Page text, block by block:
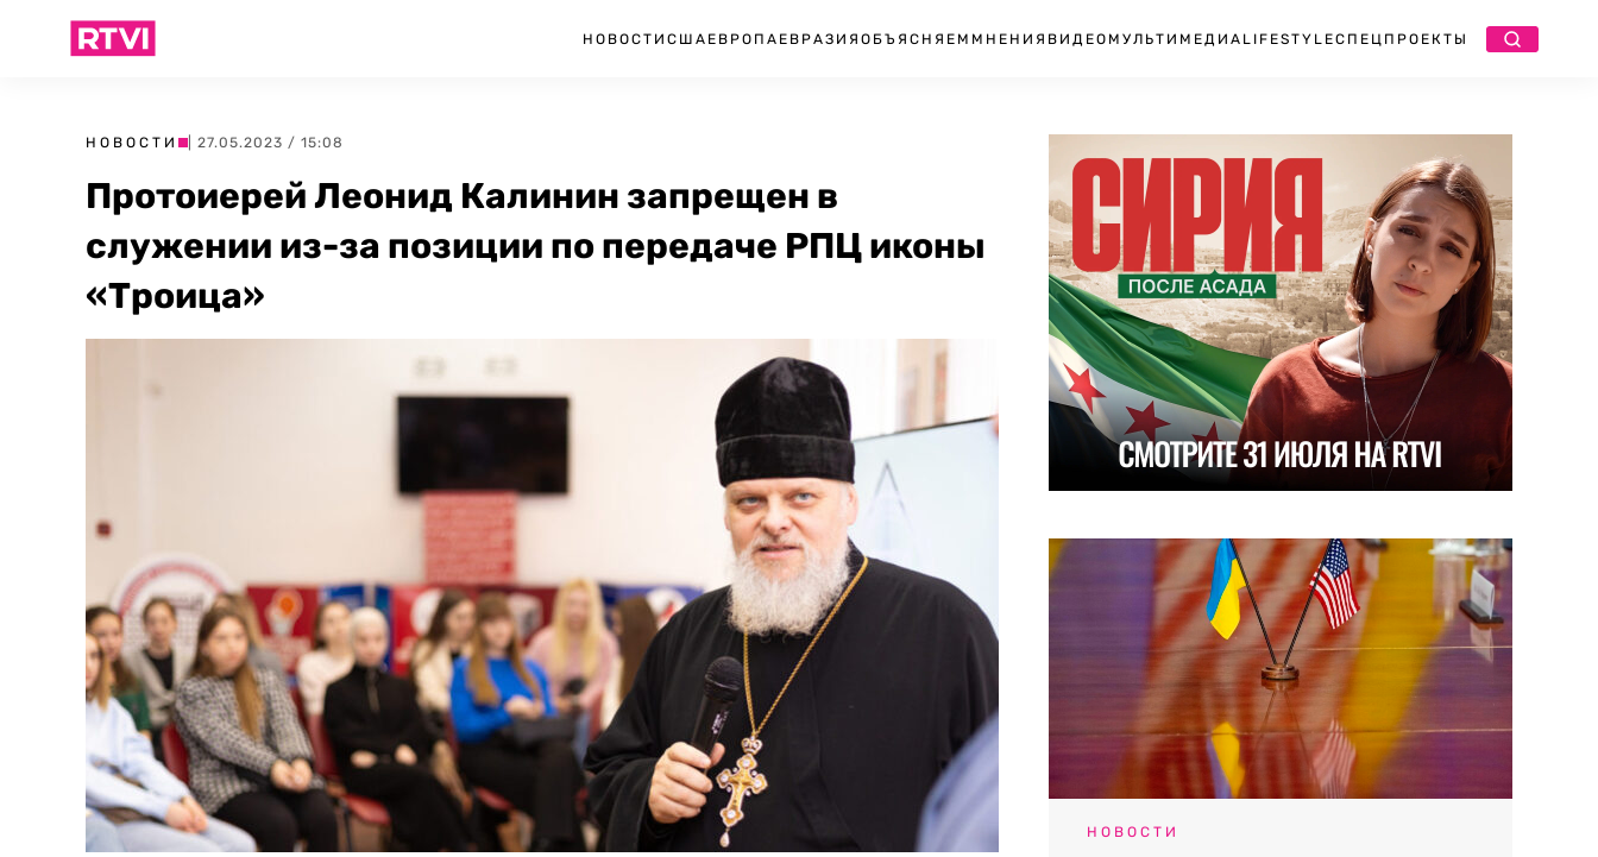
НОВОСТИ США ЕВРОПА ЕВРАЗИЯ ОБЪЯСНЯЕМ МНЕНИЯ ВИДЕО МУЛЬТИМЕДИА LIFESTYLEСПЕЦПРОЕКТЫ
НОВОСТИ | 27.05.2023 / 15:08
Протоиерей Леонид Калинин запрещен в
служении из-за позиции по передаче РПЦ иконы
«Троица»
НОВОСТИ